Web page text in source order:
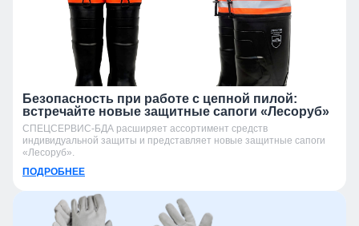
Безопасность при работе с цепной пилой:
встречайте новые защитные сапоги «Лесоруб»
СПЕЦСЕРВИС-БДА расширяет ассортимент средств
индивидуальной защиты и представляет новые защитные сапоги
«Лесоруб».
ПОДРОБНЕЕ